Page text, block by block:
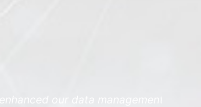
improving our ability to get